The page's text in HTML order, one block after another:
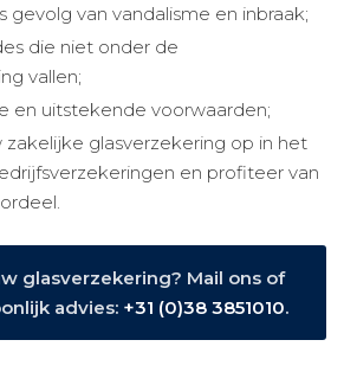
gevolg van vandalisme en inbraak;
die niet onder de
vallen;
en uitstekende voorwaarden;
zakelijke glasverzekering op in het
en profiteer van
glasverzekering? Mail ons of
advies: +31 (0)38 3851010.